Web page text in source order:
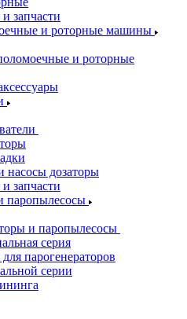
запчасти
и роторные машины
и роторные
насосы дозаторы
запчасти
паропылесосы
и паропылесосы
серия
парогенераторов
серии